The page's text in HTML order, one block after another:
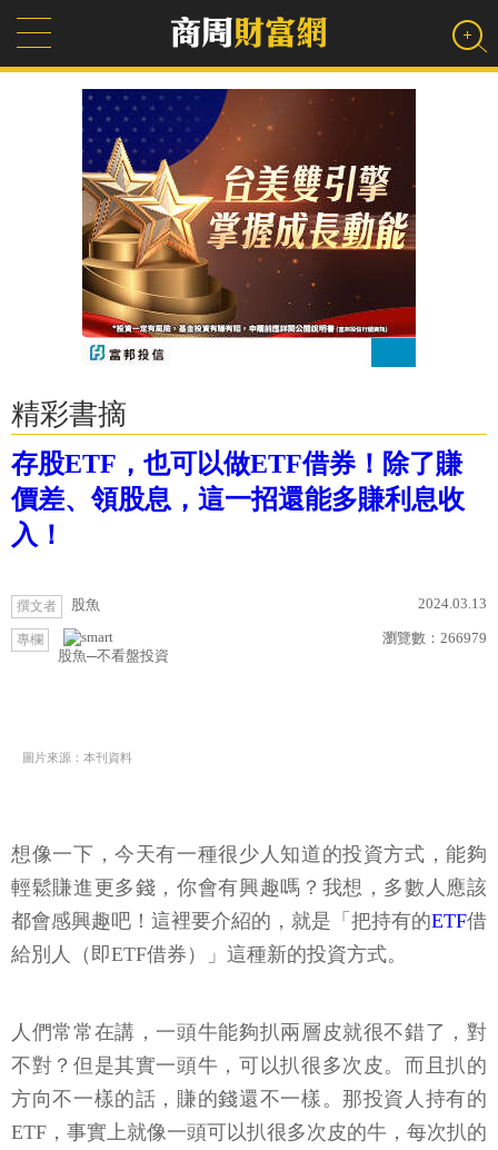
精彩書摘
存股ETF，也可以做ETF借券！除了賺
價差、領股息，這一招還能多賺利息收
入！
撰文者 股魚 2024.03.13
專欄
股魚─不看盤投資
瀏覽數： 266979
圖片來源：本刊資料
想像一下，今天有一種很少人知道的投資方式，能夠
輕鬆賺進更多錢，你會有興趣嗎？我想，多數人應該
都會感興趣吧！這裡要介紹的，就是「把持有的ETF借
給別人（即ETF借券）」這種新的投資方式。
人們常常在講，一頭牛能夠扒兩層皮就很不錯了，對
不對？但是其實一頭牛，可以扒很多次皮。而且扒的
方向不一樣的話，賺的錢還不一樣。那投資人持有的
ETF，事實上就像一頭可以扒很多次皮的牛，每次扒的